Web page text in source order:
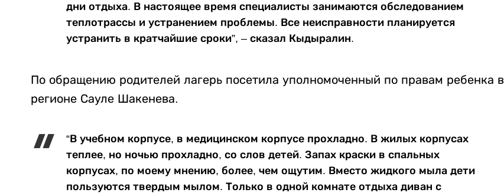
дни отдыха. В настоящее время специалисты занимаются обследованием
теплотрассы и устранением проблемы. Все неисправности планируется
устранить в кратчайшие сроки”, – сказал Кыдыралин.
По обращению родителей лагерь посетила уполномоченный по правам ребенка в
регионе Сауле Шакенева.
“В учебном корпусе, в медицинском корпусе прохладно. В жилых корпусах
теплее, но ночью прохладно, со слов детей. Запах краски в спальных
корпусах, по моему мнению, более, чем ощутим. Вместо жидкого мыла дети
пользуются твердым мылом. Только в одной комнате отдыха диван с